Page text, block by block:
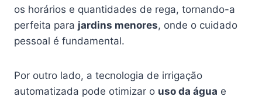
os horários e quantidades de rega, tornando-a
perfeita para jardins menores, onde o cuidado
pessoal é fundamental.
Por outro lado, a tecnologia de irrigação
automatizada pode otimizar o uso da água e